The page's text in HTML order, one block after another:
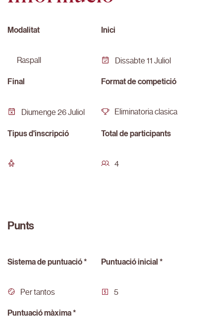
Modalitat
raspall
Inici
Dissabte 11 Juliol
Final
Diumenge 26 Juliol
Format de competició
Eliminatoria clasica
Tipus d'inscripció Total de participants
4
Punts
Sistema de puntuació *
Per tantos
Puntuació inicial *
5
Puntuació màxima *